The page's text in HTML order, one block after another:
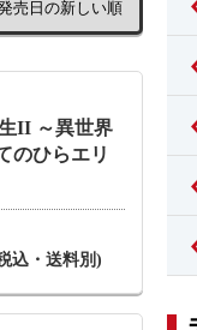
II ～異世界
のひらエリ
込・送料別)